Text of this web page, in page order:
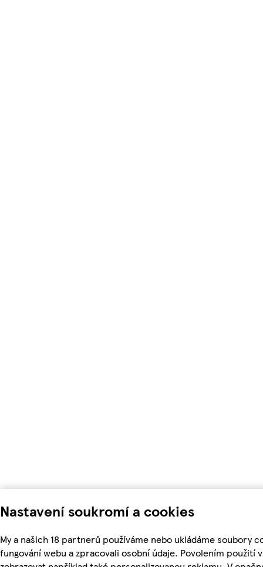
Nastavení soukromí a cookies
My a našich 18 partnerů používáme nebo ukládáme soubory
fungování webu a zpracovali osobní údaje. Povolením použití